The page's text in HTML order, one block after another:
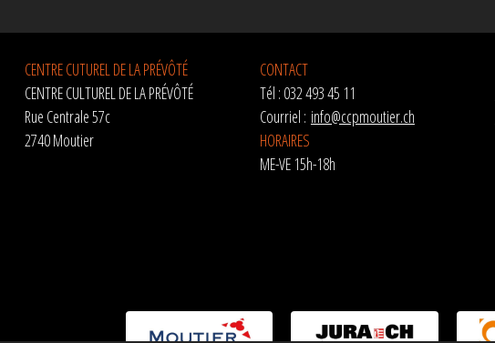
CENTRE CUTUREL DE LA PRÉVÔTÉ
CENTRE CULTUREL DE LA PRÉVÔTÉ
Rue Centrale 57c
2740 Moutier
CONTACT
Tél : 032 493 45 11
Courriel : info@ccpmoutier.ch
HORAIRES
ME-VE 15h-18h